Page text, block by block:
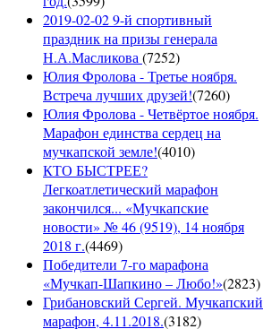
2019-02-02 9-й спортивный
праздник на призы генерала
Н.А.Масликова(7252)
Юлия Фролова - Третье ноября.
Встреча лучших друзей!(7260)
Юлия Фролова - Четвёртое ноября.
Марафон единства сердец на
мучкапской земле!(4010)
КТО БЫСТРЕЕ?
Легкоатлетический марафон
закончился... «Мучкапские
новости» № 46 (9519), 14 ноября
2018 г.(4469)
Победители 7-го марафона
«Мучкап-Шапкино – Любо!»(2823)
Грибановский Сергей. Мучкапский
марафон, 4.11.2018.(3182)